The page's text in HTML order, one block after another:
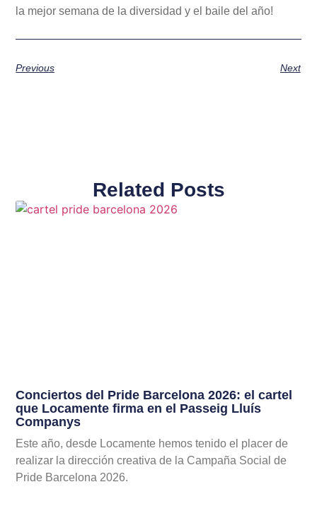
la mejor semana de la diversidad y el baile del año!
Previous Next
Related Posts
Conciertos del Pride Barcelona 2026: el cartel
que Locamente firma en el Passeig Lluís
Companys
Este año, desde Locamente hemos tenido el placer de
realizar la dirección creativa de la Campaña Social de
Pride Barcelona 2026.